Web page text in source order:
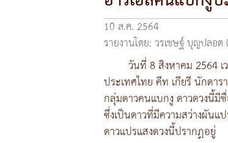
10 ส.ค. 2564
รายงานโดย: วรเชษฐ์ บุญปลอด
วันที่ 8 สิงหาคม 2564 เ
ประเทศไทย คีท เกียรี นักดา
กลุ่มดาวคนแบกงู ดาวดวงนี้มี
ซึ่งเป็นดาวที่มีความสว่างผันแ
ดาวแปรแสงดวงนี้ปรากฏอยู่